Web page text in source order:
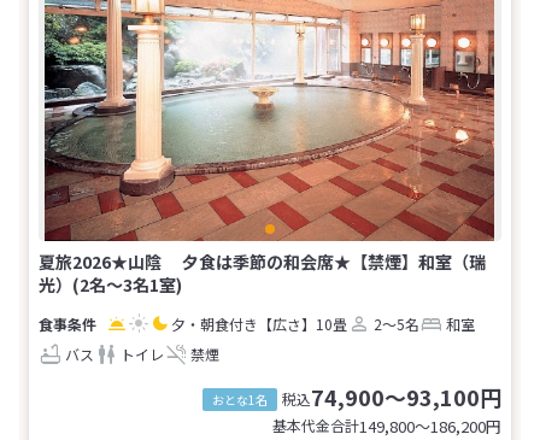
夏旅2026★山陰 夕食は季節の和会席★【禁煙】和室（瑞
光）(2名～3名1室)
夕・朝食付き 【広さ】10畳 2～5名
和室
バス
トイレ 禁煙
おとな1名 税込74,900～93,100円
基本代金合計149,800〜186,200円